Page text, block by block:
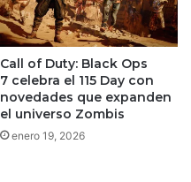
Call of Duty: Black Ops
7 celebra el 115 Day con
novedades que expanden
el universo Zombis
enero 19, 2026